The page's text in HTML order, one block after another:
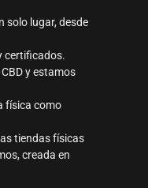
solo lugar, desde
certificados.
y estamos
física como
tiendas físicas
creada en